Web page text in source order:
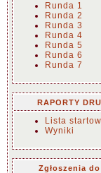
Runda 1
Runda 2
Runda 3
Runda 4
Runda 5
Runda 6
Runda 7
RAPORTY
Lista
Wyniki
Zgłoszenia